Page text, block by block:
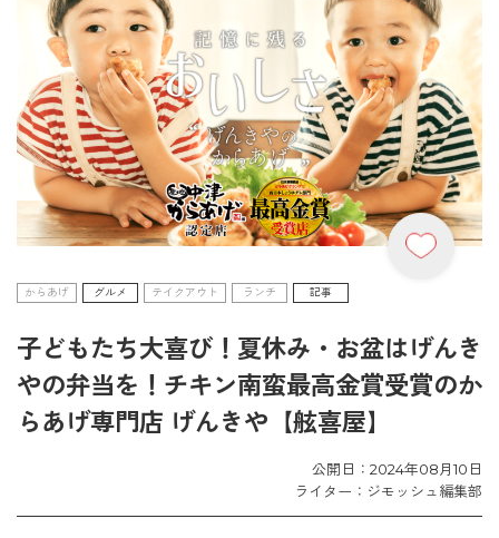
からあげ グルメ テイクアウト ランチ 記事
子どもたち大喜び！夏休み・お盆はげんき
やの弁当を！チキン南蛮最高金賞受賞のか
らあげ専門店 げんきや【舷喜屋】
公開日：2024年08月10日
ライター：ジモッシュ編集部